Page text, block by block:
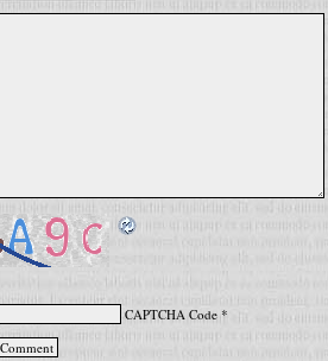
CAPTCHA Code*